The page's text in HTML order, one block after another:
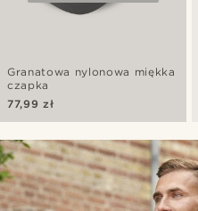
Granatowa nylonowa miękka
czapka
77,99 zł